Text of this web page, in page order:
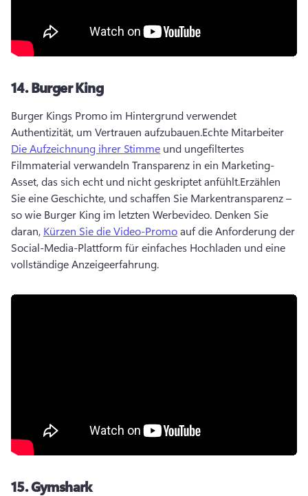
14.Burger King
Burger Kings Promo im Hintergrund verwendet
Authentizität, um Vertrauen aufzubauen.Echte Mitarbeiter
Die Aufzeichnung ihrer Stimme und ungefiltertes
Filmmaterial verwandeln Transparenz in ein Marketing-
Asset, das sich echt und nicht geskriptet anfühlt.Erzählen
Sie eine Geschichte, und schaffen Sie Markentransparenz –
so wie Burger King im letzten Werbevideo. Denken Sie
daran, Kürzen Sie die Video-Promo auf die Anforderung der
Social-Media-Plattform für einfaches Hochladen und eine
vollständige Anzeigeerfahrung.
15.Gymshark